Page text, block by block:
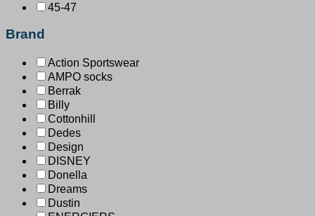
45-47
Brand
Action Sportswear
AMPO socks
Berrak
Billy
Cottonhill
Dedes
Design
DISNEY
Donella
Dreams
Dustin